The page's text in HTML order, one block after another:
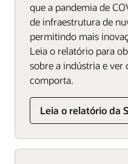
que a pandemia de
de infraestrutura de
permitindo mais
Leia o relatório para
sobre a indústria e ver
comporta.
Leia o relatório da